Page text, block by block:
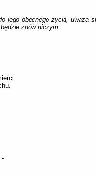
jego obecnego życia, uważa
znów niczym
-